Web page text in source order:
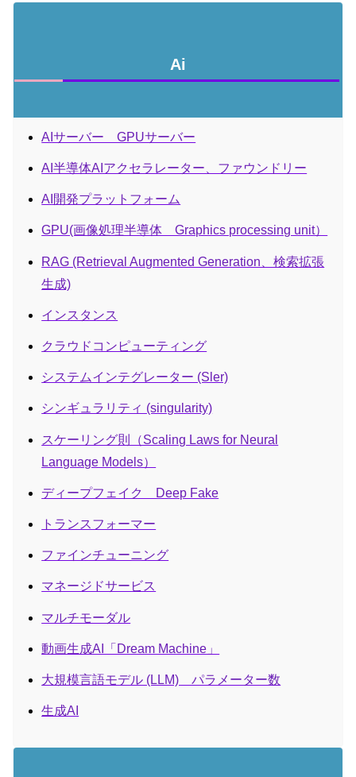
Ai
AIサーバー GPUサーバー
AI半導体AIアクセラレーター、ファウンドリー
AI開発プラットフォーム
GPU(画像処理半導体 Graphics processing unit）
RAG (Retrieval Augmented Generation、検索拡張
生成)
インスタンス
クラウドコンピューティング
システムインテグレーター (Sler)
シンギュラリティ (singularity)
スケーリング則（Scaling Laws for Neural
Language Models）
ディープフェイク Deep Fake
トランスフォーマー
ファインチューニング
マネージドサービス
マルチモーダル
動画生成AI「Dream Machine」
大規模言語モデル (LLM) パラメーター数
生成AI